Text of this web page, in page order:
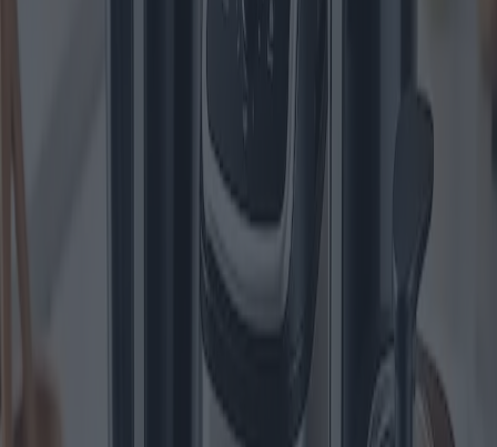
digitale, gli utenti possono godere di facilità d'uso e precisione di
cottura. Viene venduto al dettaglio a circa $ 180, con una garanzia di
due anni che ne sottolinea la durata e l'affidabilità. Nonostante le sue
uno svantaggio, potenzialmente problematico per i piani di lavoro
2. **Philips Premium Air Fryer HD9721**: Sebbene sia una
friggitrice ad aria, questo modello utilizza un meccanismo di frittura
tradizionale, offrendo il doppio vantaggio di un minor consumo di
olio senza compromettere il sapore. Con un prezzo di circa 200
dollari, è dotata della tecnologia "TurboStar" per una cottura più
rapida. Il prodotto è coperto da una garanzia di 24 mesi. Tuttavia, la
capacità del cestello di cottura è leggermente inferiore, il che può
De'Longhi offre una friggitrice con una generosa capacità di 1,8 kg
e un termostato regolabile per una frittura precisa. Al prezzo di 150
dollari, il suo design robusto include una finestra di visualizzazione
più ampia per evitare una cottura eccessiva. Nonostante i suoi pregi,
alcuni utenti segnalano che l'apparecchio trattiene gli odori, un